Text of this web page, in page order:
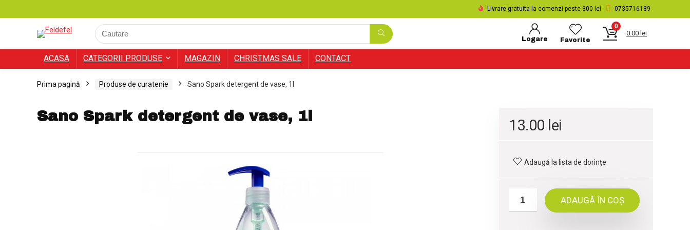
Livrare gratuita la comenzi peste 300 lei 0735716189
Logare Favorite
0
0.00 lei
ACASA CATEGORII PRODUSE MAGAZIN CHRISTMAS SALE CONTACT
Prima pagină Produse de curatenie Sano Spark detergent de vase, 1l
Sano Spark detergent de vase, 1l
13.00 lei
Adaugă la lista de dorințe
ADAUGĂ ÎN COȘ